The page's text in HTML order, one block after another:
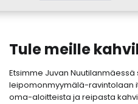
Tule meille
Etsimme Juvan
leipomonmyymälä-ravintolaan
oma-aloitteista ja reipasta